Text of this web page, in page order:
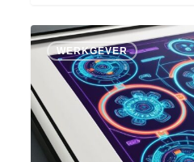
Uitgelichte
sector:
Bedrijven
in
de
bouwtechnische
WERKGEVER